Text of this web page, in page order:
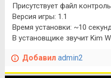
Присутствует файл
Версия игры: 1.1
Время установки: ~10
В установщике звучит Kim
Добавил admin2